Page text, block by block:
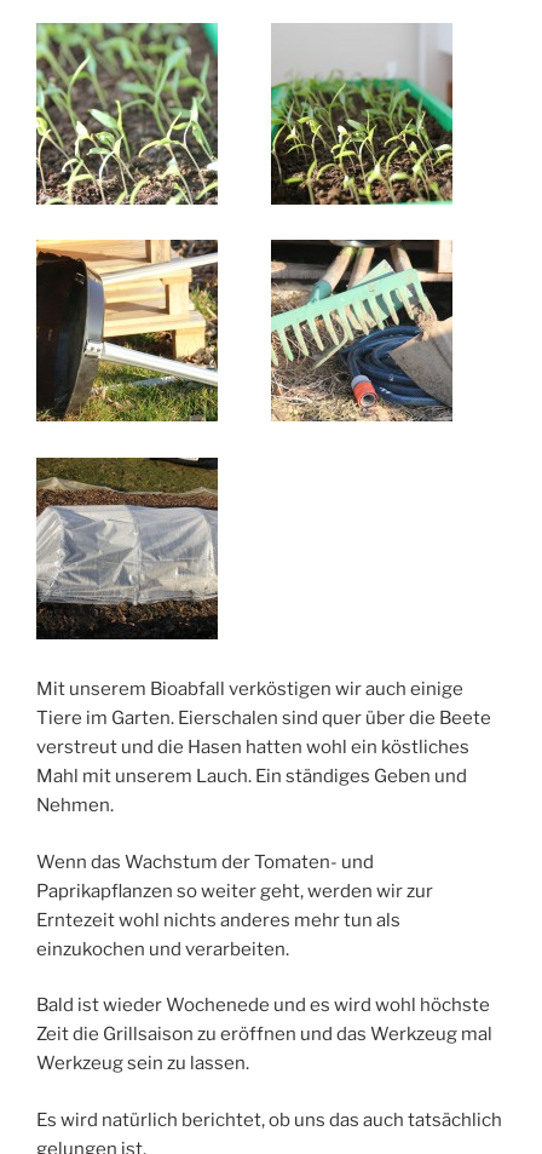
Mit unserem Bioabfall verköstigen wir auch einige
Tiere im Garten. Eierschalen sind quer über die Beete
verstreut und die Hasen hatten wohl ein köstliches
Mahl mit unserem Lauch. Ein ständiges Geben und
Nehmen.
Wenn das Wachstum der Tomaten- und
Paprikapflanzen so weiter geht, werden wir zur
Erntezeit wohl nichts anderes mehr tun als
einzukochen und verarbeiten.
Bald ist wieder Wochenede und es wird wohl höchste
Zeit die Grillsaison zu eröffnen und das Werkzeug mal
Werkzeug sein zu lassen.
Es wird natürlich berichtet, ob uns das auch tatsächlich
gelungen ist.